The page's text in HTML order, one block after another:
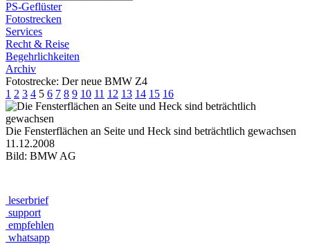
PS-Geflüster
Fotostrecken
Services
Recht & Reise
Begehrlichkeiten
Archiv
Fotostrecke: Der neue BMW Z4
1 2 3 4 5 6 7 8 9 10 11 12 13 14 15 16
Die Fensterflächen an Seite und Heck sind beträchtlich gewachsen
11.12.2008
Bild: BMW AG
leserbrief
support
empfehlen
whatsapp